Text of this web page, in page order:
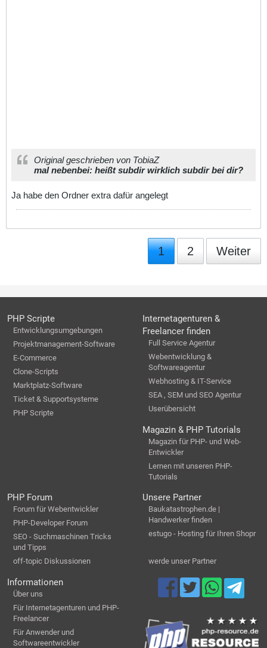
Original geschrieben von TobiaZ
mal nebenbei: heißt subdir wirklich subdir bei dir?
Ja habe den Ordner extra dafür angelegt
1 2 Weiter
PHP Scripte
Entwicklungsumgebungen
Projektmanagement-Software
E-Commerce
Clone-Scripts
Marktplatz-Software
Ticket & Supportsysteme
PHP Scripte
Internetagenturen &
Freelancer finden
Full Service Agentur
Webentwicklung &
Softwareagentur
Webhosting & IT-Service
SEA , SEM und SEO Agentur
Userübersicht
Magazin & PHP Tutorials
Magazin für PHP- und Web-
Entwickler
Lernen mit unseren PHP-
Tutorials
PHP Forum
Forum für Webentwickler
PHP-Developer Forum
SEO - Suchmaschinen Tricks
und Tipps
off-topic Diskussionen
Unsere Partner
Baukatastrophen.de |
Handwerker finden
estugo - Hosting für Ihren Shopr
werde unser Partner
Informationen
Über uns
Für Internetagenturen und PHP-
Freelancer
Für Anwender und
Softwareentwickler